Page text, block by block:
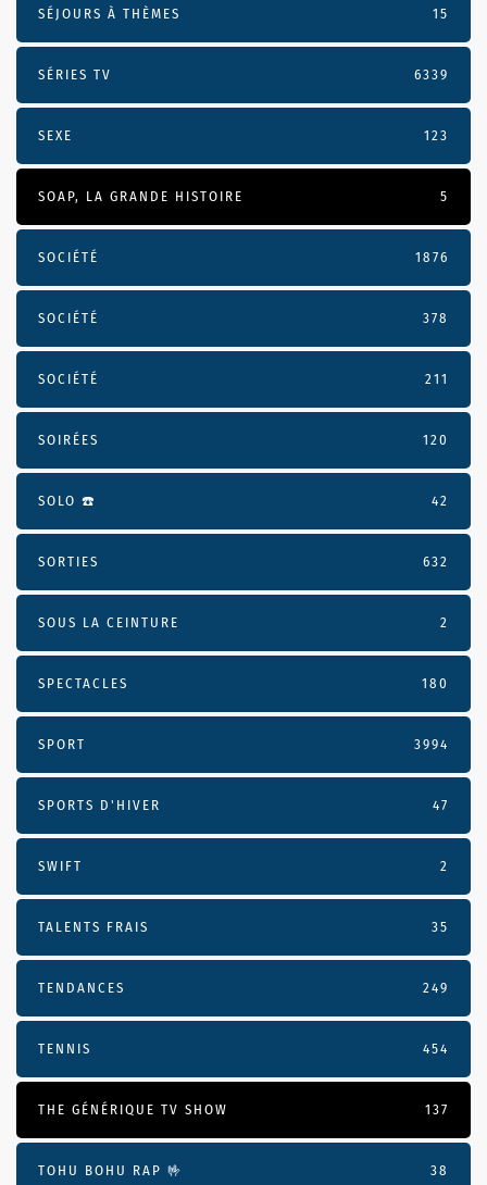
SÉJOURS À THÈMES 15
SÉRIES TV 6339
SEXE 123
SOAP, LA GRANDE HISTOIRE 5
SOCIÉTÉ 1876
SOCIÉTÉ 378
SOCIÉTÉ 211
SOIRÉES 120
SOLO ☎️ 42
SORTIES 632
SOUS LA CEINTURE 2
SPECTACLES 180
SPORT 3994
SPORTS D'HIVER 47
SWIFT 2
TALENTS FRAIS 35
TENDANCES 249
TENNIS 454
THE GÉNÉRIQUE TV SHOW 137
TOHU BOHU RAP 🤟 38